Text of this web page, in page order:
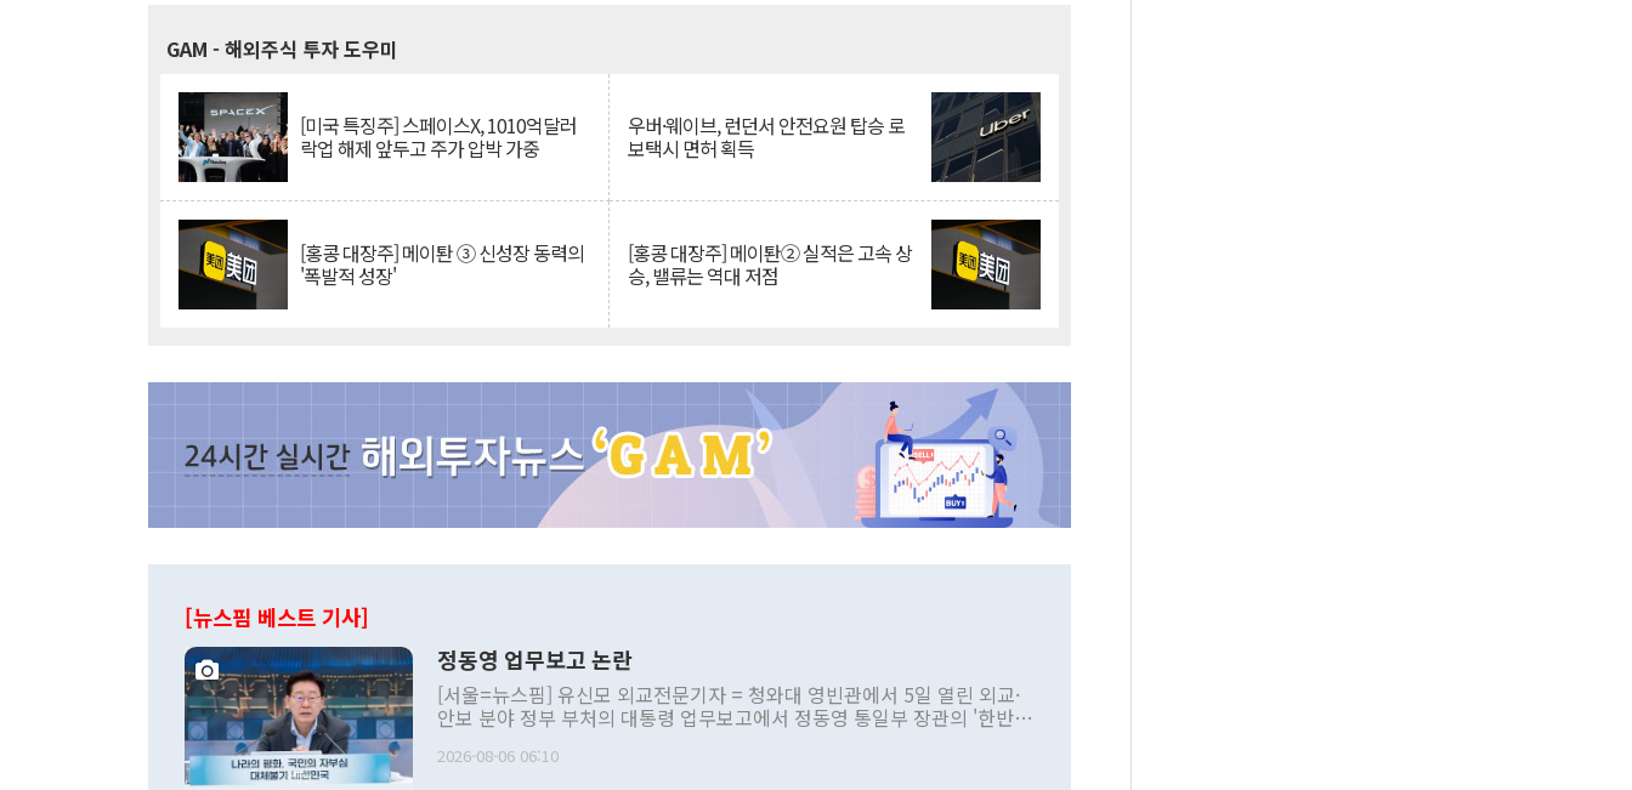
GAM - 해외주식 투자 도우미
[미국 특징주] 스페이스X, 1010억달러
락업 해제 앞두고 주가 압박 가중
우버·웨이브, 런던서 안전요원 탑승 로
보택시 면허 획득
[홍콩 대장주] 메이퇀 ③ 신성장 동력의
'폭발적 성장'
[홍콩 대장주] 메이퇀② 실적은 고속 상
승, 밸류는 역대 저점
[뉴스핌 베스트 기사]
정동영 업무보고 논란
[서울=뉴스핌] 유신모 외교전문기자 = 청와대 영빈관에서 5일 열린 외교·
안보 분야 정부 부처의 대통령 업무보고에서 정동영 통일부 장관의 '한반도
발언 중에는 정부 내 조율을 거치지 않은 사안을 정책으로 추진하겠다고 공
2026-08-06 06:10